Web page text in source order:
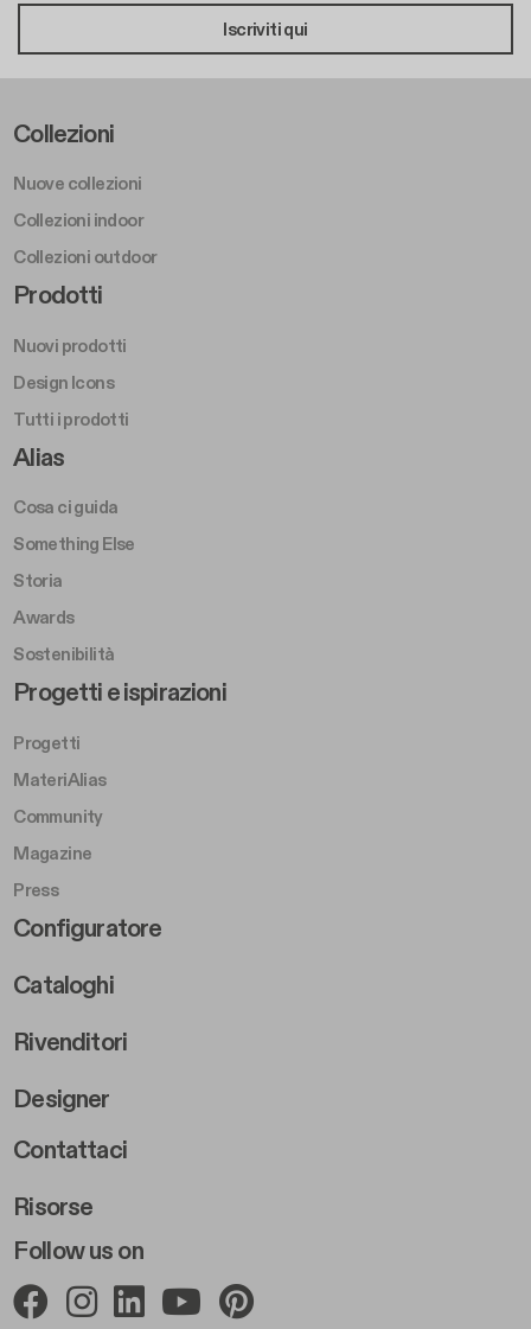
Iscriviti qui
Footer Left Middle A
Collezioni
Nuove collezioni
Collezioni indoor
Collezioni outdoor
Footer Right Middle A
Prodotti
Nuovi prodotti
Design Icons
Tutti i prodotti
Footer Right A
Alias
Cosa ci guida
Something Else
Storia
Awards
Sostenibilità
Follow us on
Footer Left Middle B
Progetti e ispirazioni
Progetti
MateriAlias
Community
Magazine
Press
Footer Right Middle B
Configuratore
Cataloghi
Rivenditori
Designer
Footer Right 2
Contattaci
Risorse